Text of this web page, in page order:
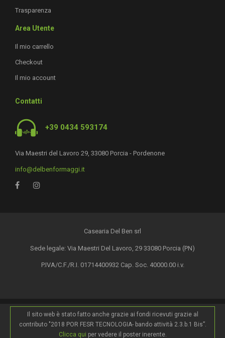
Trasparenza
Area Utente
Il mio carrello
Checkout
Il mio account
Contatti
+39 0434 593174
Via Maestri del Lavoro 29, 33080 Porcia - Pordenone
info@delbenformaggi.it
Casearia Del Ben srl
Sede legale: Via Maestri Del Lavoro, 29 33080 Porcia (PN)
P.IVA/C.F./R.I. 01714400932 Cap. Soc. 40000.00 i.v.
Il sito web è stato fatto anche grazie ai fondi ricevuti grazie al
contributo "2018 POR FESR TECNOLOGIA- bando attività 2.3.b.1 Bis”.
Clicca qui per vedere il poster inerente.